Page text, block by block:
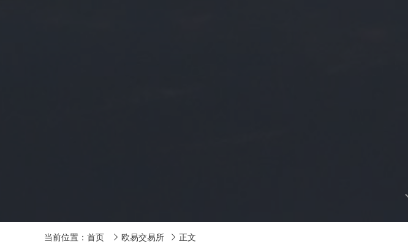
当前位置： 首页  欧易交易所  正文